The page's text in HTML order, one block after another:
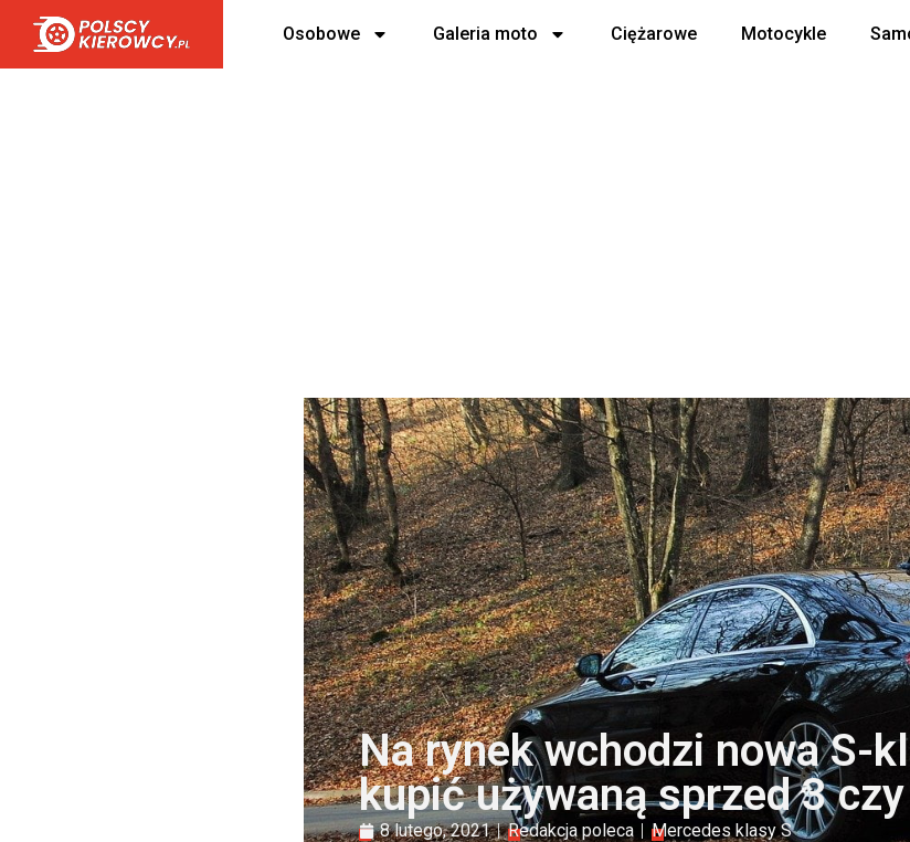
Osobowe Galeria moto Ciężarowe Motocykle
Na rynek wchodzi nowa S-
kupić używaną sprzed 3
8 lutego, 2021 Redakcja poleca Mercedes klasy S